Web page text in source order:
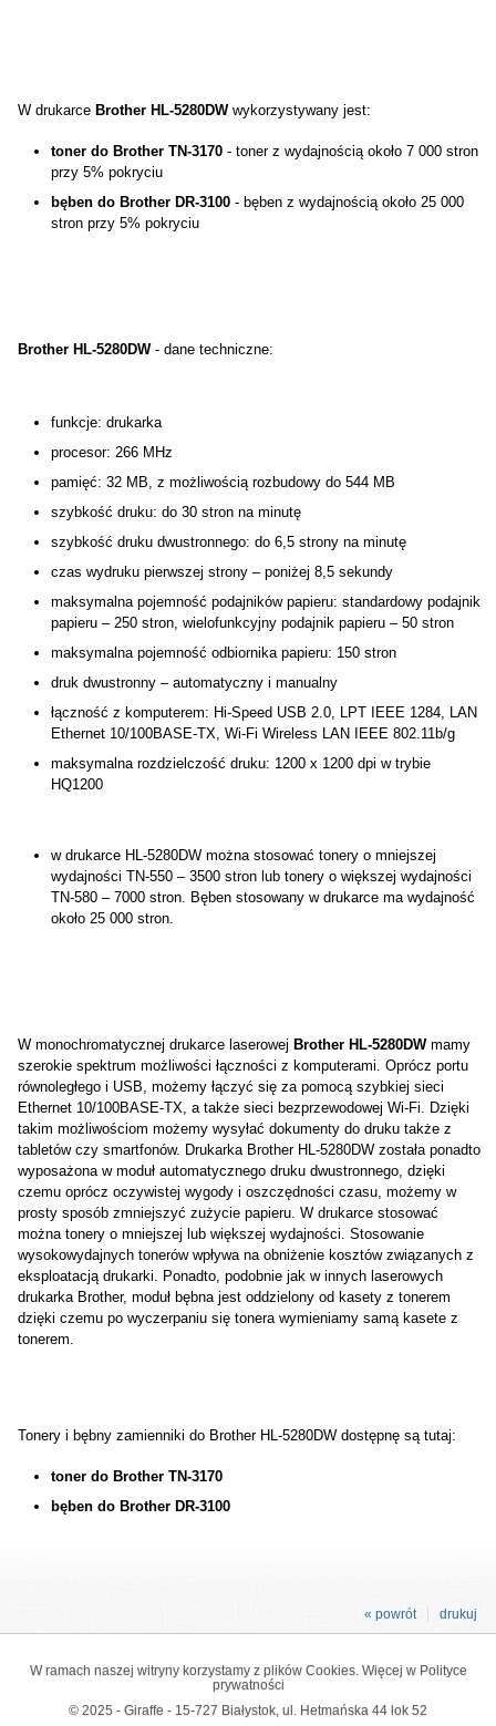
W drukarce Brother HL-5280DWwykorzystywany jest:
toner do Brother TN-3170 - toner z wydajnością około 7 000 stron
przy 5% pokryciu
bęben do Brother DR-3100 - bęben z wydajnością około 25 000
stron przy 5% pokryciu
Brother HL-5280DW- dane techniczne:
funkcje: drukarka
procesor: 266 MHz
pamięć: 32 MB, z możliwością rozbudowy do 544 MB
szybkość druku: do 30 stron na minutę
szybkość druku dwustronnego: do 6,5 strony na minutę
czas wydruku pierwszej strony – poniżej 8,5 sekundy
maksymalna pojemność podajników papieru: standardowy podajnik
papieru – 250 stron, wielofunkcyjny podajnik papieru – 50 stron
maksymalna pojemność odbiornika papieru: 150 stron
druk dwustronny – automatyczny i manualny
łączność z komputerem: Hi-Speed USB 2.0, LPT IEEE 1284, LAN
Ethernet 10/100BASE-TX, Wi-Fi Wireless LAN IEEE 802.11b/g
maksymalna rozdzielczość druku: 1200 x 1200 dpi w trybie
HQ1200
w drukarce HL-5280DW można stosować tonery o mniejszej
wydajności TN-550 – 3500 stron lub tonery o większej wydajności
TN-580 – 7000 stron. Bęben stosowany w drukarce ma wydajność
około 25 000 stron.
W monochromatycznej drukarce laserowej Brother HL-5280DWmamy
szerokie spektrum możliwości łączności z komputerami. Oprócz portu
równoległego i USB, możemy łączyć się za pomocą szybkiej sieci
Ethernet 10/100BASE-TX, a także sieci bezprzewodowej Wi-Fi. Dzięki
takim możliwościom możemy wysyłać dokumenty do druku także z
tabletów czy smartfonów. Drukarka Brother HL-5280DW została ponadto
wyposażona w moduł automatycznego druku dwustronnego, dzięki
czemu oprócz oczywistej wygody i oszczędności czasu, możemy w
prosty sposób zmniejszyć zużycie papieru. W drukarce stosować
można tonery o mniejszej lub większej wydajności. Stosowanie
wysokowydajnych tonerów wpływa na obniżenie kosztów związanych z
eksploatacją drukarki. Ponadto, podobnie jak w innych laserowych
drukarka Brother, moduł bębna jest oddzielony od kasety z tonerem
dzięki czemu po wyczerpaniu się tonera wymieniamy samą kasete z
tonerem.
Tonery i bębny zamienniki do Brother HL-5280DW dostępnę są tutaj:
toner do Brother TN-3170
bęben do Brother DR-3100
drukuj
« powrót
W ramach naszej witryny korzystamy z plików Cookies. Więcej w Polityce
prywatności
© 2025 - Giraffe - 15-727 Białystok, ul. Hetmańska 44 lok 52